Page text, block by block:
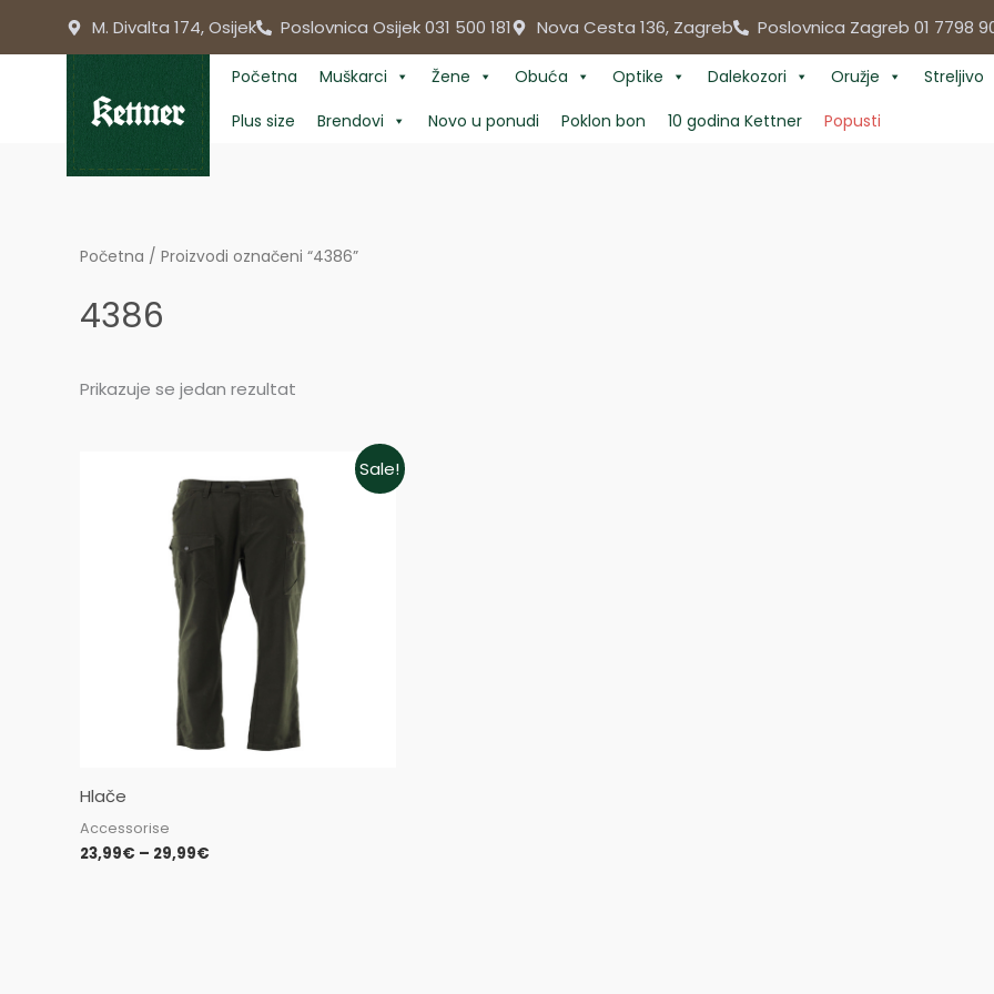
M. Divalta 174, Osijek Poslovnica Osijek 031 500 181 Nova Cesta 136, Zagreb Poslovnica Zagreb 01 7798
Početna Muškarci Žene Obuća Optike Dalekozori Oružje Streljivo
Plus size
Brendovi Novo u ponudi Poklon bon 10 godina Kettner Popusti
Početna / Proizvodi označeni “4386”
4386
Prikazuje se jedan rezultat
Sale!
Hlače
Accessorise
23,99€ – 29,99€
range:
23,99€